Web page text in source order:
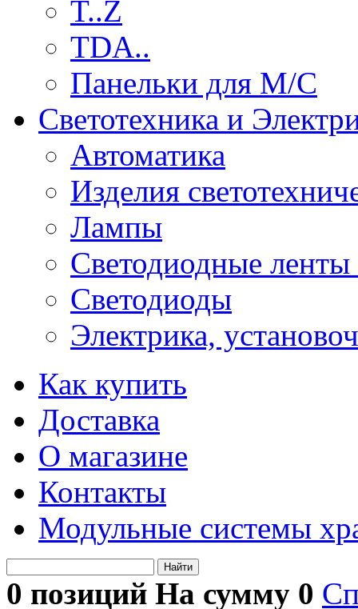
T..Z
TDA..
Панельки для М/С
Светотехника и
Автоматика
Изделия
Лампы
Светодиодные
Светодиоды
Электрика,
Как купить
Доставка
О магазине
Контакты
Модульные системы
Найти
0 позиций На сумму 0